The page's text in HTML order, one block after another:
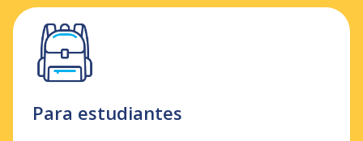
Para estudiantes